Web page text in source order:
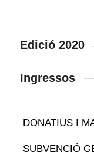
Edició 2020
Ingressos
DONATIUS I
SUBVENCIÓ